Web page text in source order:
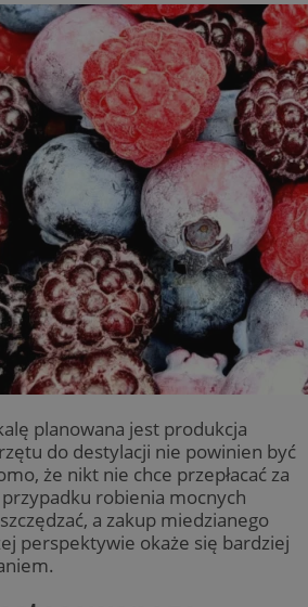
planowana jest produkcja
do destylacji nie powinien być
że nikt nie chce przepłacać za
robienia mocnych
a zakup miedzianego
perspektywie okaże się bardziej